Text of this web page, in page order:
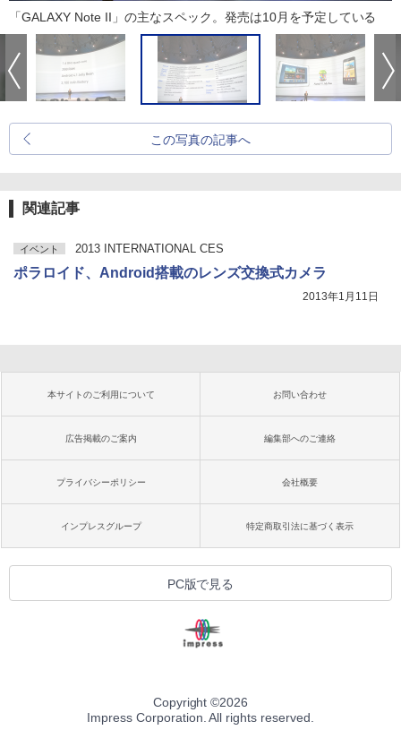
「GALAXY Note II」の主なスペック。発売は10月を予定している
この写真の記事へ
関連記事
イベント 2013 INTERNATIONAL CES
ポラロイド、Android搭載のレンズ交換式カメラ
2013年1月11日
本サイトのご利用について お問い合わせ
広告掲載のご案内 編集部へのご連絡
プライバシーポリシー 会社概要
インプレスグループ 特定商取引法に基づく表示
PC版で見る
Copyright ©2026
Impress Corporation. All rights reserved.